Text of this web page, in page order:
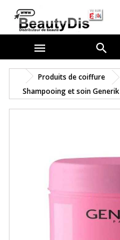
 
Produits de coiffure
Shampooing et soin Generik